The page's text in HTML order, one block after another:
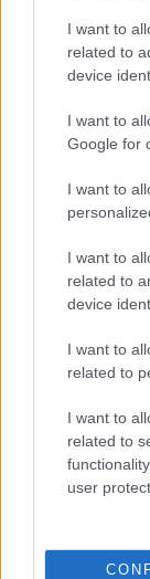
I want to
related to
device
I want to
Google for
I want to
I want to
related to
device
I want to
related to
I want to
related to
user
ΣΑΝ
Ζελένσκι:
πυραύλων
μιλά, η